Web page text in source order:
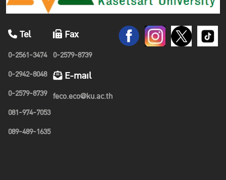
Tel
0-2561-3474
0-2942-8048
0-2579-8739
081-974-7053
089-489-1635
Fax
0-2579-8739
E-mail
feco.eco@ku.ac.th